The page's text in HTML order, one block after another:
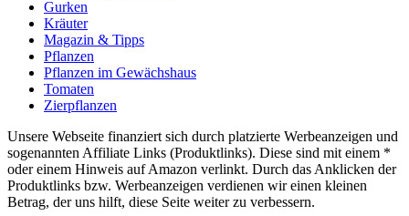
Gurken
Kräuter
Magazin & Tipps
Pflanzen
Pflanzen im Gewächshaus
Tomaten
Zierpflanzen
Unsere Webseite finanziert sich durch platzierte Werbeanzeigen und
sogenannten Affiliate Links (Produktlinks). Diese sind mit einem *
oder einem Hinweis auf Amazon verlinkt. Durch das Anklicken der
Produktlinks bzw. Werbeanzeigen verdienen wir einen kleinen
Betrag, der uns hilft, diese Seite weiter zu verbessern.